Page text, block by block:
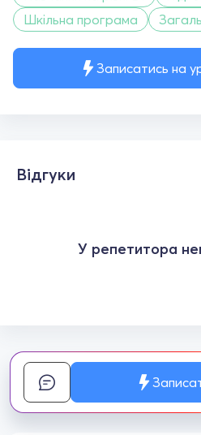
Записатись на
Шкільна програма
Відгуки
У репетитора